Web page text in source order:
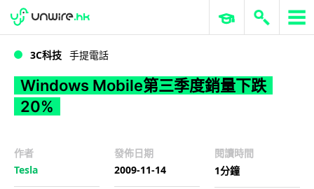
Windows Mobile第三季度銷量下跌20%
WWDC 2026 ERP 與商業 AI
3C科技 手提電話
Windows Mobile第三季度銷量下跌
20%
作者
Tesla
發佈日期
2009-11-14
閱讀時間
1分鐘